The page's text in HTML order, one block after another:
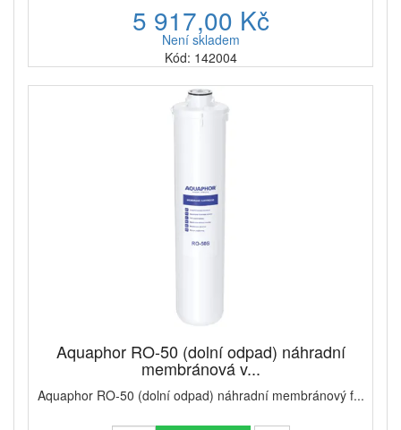
5 917,00 Kč
Není skladem
Kód: 142004
Aquaphor RO-50 (dolní odpad) náhradní
membránová v...
Aquaphor RO-50 (dolní odpad) náhradní membránový f...